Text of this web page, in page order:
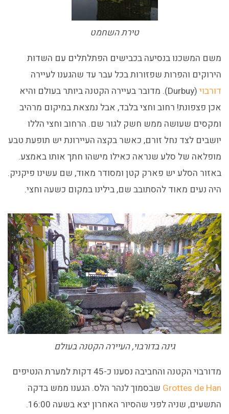
טירת השחמט
משם המשכנו בנסיעה בכבישים הפתלתלים עם השדות
הירוקים והפרות שפזורות בכל עבר עד שהגענו לעיירה
דורבוי
(Durbuy). מדובר בעיירה הקטנה ביותר בעולם והיא
אכן פצפונת! רחוב וחצי בלבד, אבל נמצאת במיקום מרהיב
ומקסים שעושה ממש חשק לגור שם. הרחוב וחצי הללו
יושבים לצד נחל זורם, כאשר בקצה העיירונת יש תופעת טבע
מופלאה של סלע שנראה כאילו מישהו חתך אותו באמצע.
באזור הסלע יש פארק קטן ומסודר מאוד, שם עשינו פיקניק.
היה נעים מאוד להסתובב שם, בילינו במקום כשעה וחצי.
גינה בדורבוי, העיירה הקטנה בעולם
מדורבוי הקטנה והחביבה נסענו כ-45 דקות למערת הנטיפים
Grottes de Han שבסמוך לנהר הלס. הגענו ממש בדקה
התשעים, שניה לפני שהסיור האחרון יצא בשעה 16:00.